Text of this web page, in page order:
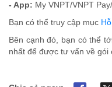
- App: My VNPT/VNPT
Bạn có thể truy cập mục
Bên cạnh đó, bạn có thể
nhất để được tư vấn về gói